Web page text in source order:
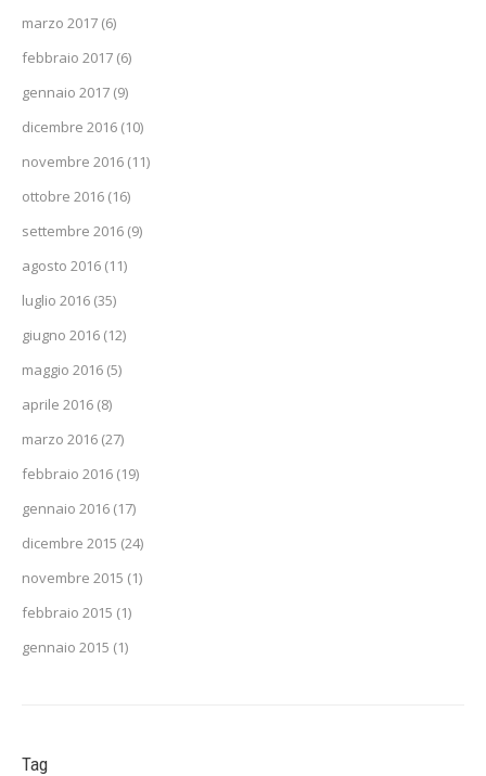
marzo 2017 (6)
febbraio 2017 (6)
gennaio 2017 (9)
dicembre 2016 (10)
novembre 2016 (11)
ottobre 2016 (16)
settembre 2016 (9)
agosto 2016 (11)
luglio 2016 (35)
giugno 2016 (12)
maggio 2016 (5)
aprile 2016 (8)
marzo 2016 (27)
febbraio 2016 (19)
gennaio 2016 (17)
dicembre 2015 (24)
novembre 2015 (1)
febbraio 2015 (1)
gennaio 2015 (1)
Tag